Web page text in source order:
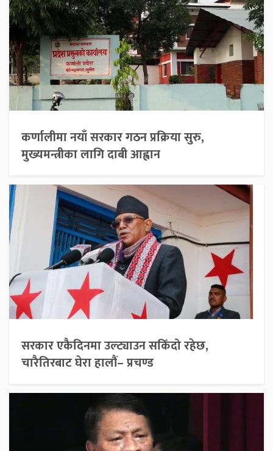
कर्णालीमा नयाँ सरकार गठन प्रक्रिया सुरु,
मुख्यमन्त्रीका लागि दाबी आह्वान
सरकार एकैदिनमा उल्ट्याउन सकिँदो रहेछ,
चारैतिरबाट घेरा हालौं– प्रचण्ड